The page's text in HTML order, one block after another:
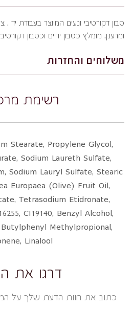
סבון דקורטיבי ונעים המיוצר בעבודת יד .
ומרענן. מומלץ כסבון ידיים וכסבון
משלוחים והחזרות
רשימת
Stearate, Propylene Glycol,
Sodium Laureth Sulfate,
Sodium Lauryl Sulfate, Stearic
Europaea (Olive) Fruit Oil,
Tetrasodium Etidronate,
CI19140, Benzyl Alcohol,
Methylpropional,
Linalool.
דרגו את
כתוב את חוות הדעת שלך על